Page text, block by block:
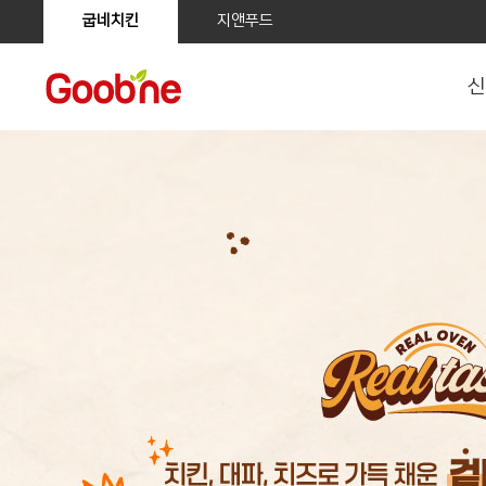
굽네치킨 지앤푸드